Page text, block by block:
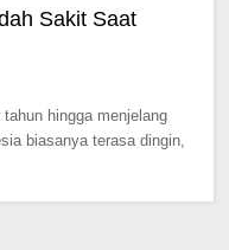
Sakit Saat
hingga menjelang
biasanya terasa dingin,